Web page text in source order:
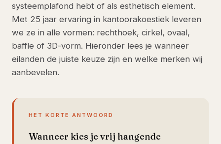
systeemplafond hebt of als esthetisch element.
Met 25 jaar ervaring in kantoorakoestiek leveren
we ze in alle vormen: rechthoek, cirkel, ovaal,
baffle of 3D-vorm. Hieronder lees je wanneer
eilanden de juiste keuze zijn en welke merken wij
aanbevelen.
HET KORTE ANTWOORD
Wanneer kies je vrij hangende